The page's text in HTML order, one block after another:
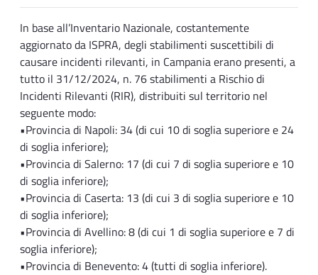
In base all’Inventario Nazionale, costantemente
aggiornato da ISPRA, degli stabilimenti suscettibili di
causare incidenti rilevanti, in Campania erano presenti, a
tutto il 31/12/2024, n. 76 stabilimenti a Rischio di
Incidenti Rilevanti (RIR), distribuiti sul territorio nel
seguente modo:
•Provincia di Napoli: 34 (di cui 10 di soglia superiore e 24
di soglia inferiore);
•Provincia di Salerno: 17 (di cui 7 di soglia superiore e 10
di soglia inferiore);
•Provincia di Caserta: 13 (di cui 3 di soglia superiore e 10
di soglia inferiore);
•Provincia di Avellino: 8 (di cui 1 di soglia superiore e 7 di
soglia inferiore);
•Provincia di Benevento: 4 (tutti di soglia inferiore).